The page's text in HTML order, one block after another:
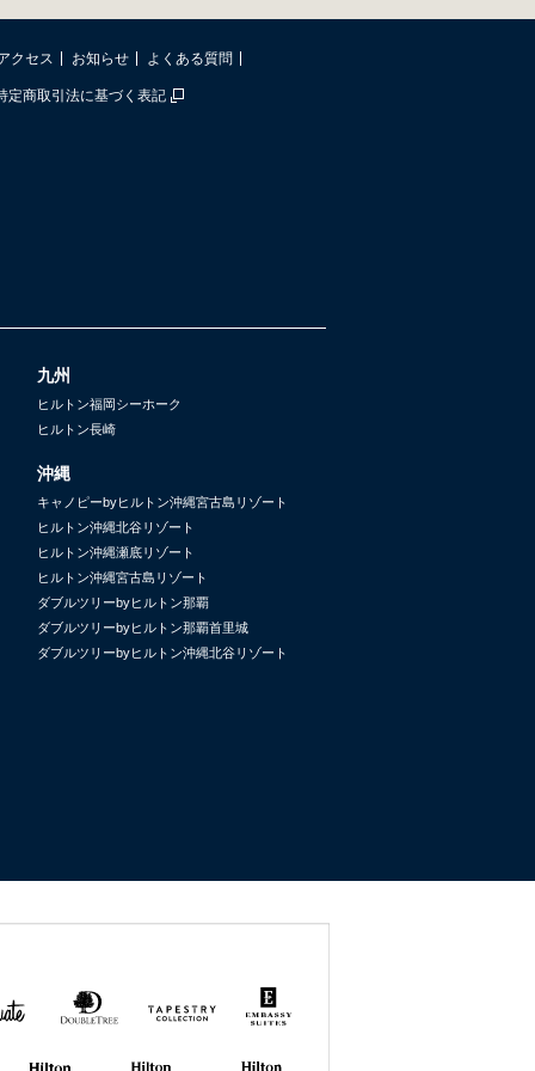
クセス お知らせ よくある質問
定商取引法に基づく表記
九州
ヒルトン福岡シーホーク
ヒルトン長崎
沖縄
キャノピーbyヒルトン沖縄宮古島リゾート
ヒルトン沖縄北谷リゾート
ヒルトン沖縄瀬底リゾート
ヒルトン沖縄宮古島リゾート
ダブルツリーbyヒルトン那覇
ダブルツリーbyヒルトン那覇首里城
ダブルツリーbyヒルトン沖縄北谷リゾート
DoubleTree
by
Hilton
Collection
by Hilton
Embassy
Suites
by